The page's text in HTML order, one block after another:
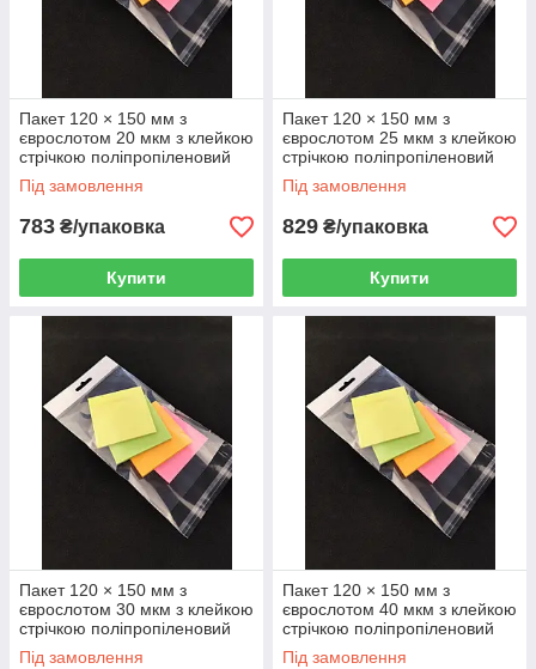
Пакет 120 × 150 мм з
єврослотом 20 мкм з клейкою
стрічкою поліпропіленовий
БОПП 1000 шт
Під замовлення
783 ₴/упаковка
Купити
Пакет 120 × 150 мм з
єврослотом 25 мкм з клейкою
стрічкою поліпропіленовий
БОПП 1000 шт
Під замовлення
829 ₴/упаковка
Купити
Пакет 120 × 150 мм з
єврослотом 30 мкм з клейкою
стрічкою поліпропіленовий
БОПП 1000 шт
Під замовлення
Пакет 120 × 150 мм з
єврослотом 40 мкм з клейкою
стрічкою поліпропіленовий
БОПП 1000 шт
Під замовлення